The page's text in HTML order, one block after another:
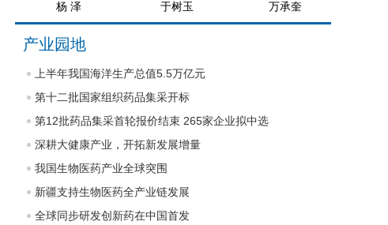
杨 泽 于树玉 万承奎
产业园地
上半年我国海洋生产总值5.5万亿元
第十二批国家组织药品集采开标
第12批药品集采首轮报价结束 265家企业拟中选
深耕大健康产业，开拓新发展增量
我国生物医药产业全球突围
新疆支持生物医药全产业链发展
全球同步研发创新药在中国首发